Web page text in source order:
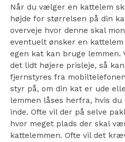
Når du vælger en kattelem
højde for størrelsen på din
overveje hvor denne skal
eventuelt ønsker en
egen kat kan bruge
det lidt højere prisleje, så
fjernstyres fra
styr på, om din kat er ude
lemmen låses herfra, hvis
inde. Ofte vil der på selve
hvor meget plads der skal
kattelemmen. Ofte vil det